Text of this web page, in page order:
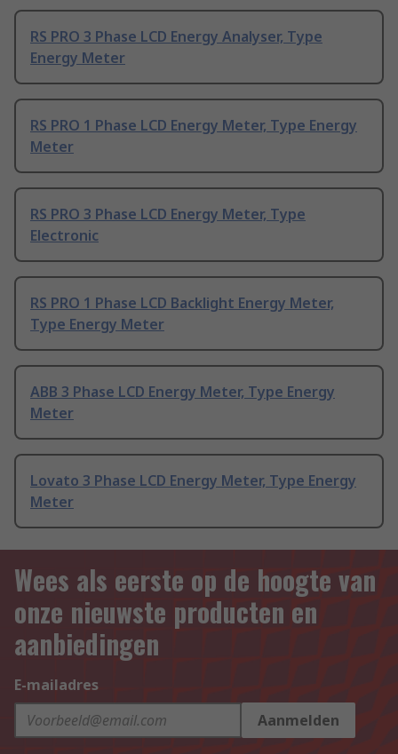
RS PRO 3 Phase LCD Energy Analyser, Type
Energy Meter
RS PRO 1 Phase LCD Energy Meter, Type Energy
Meter
RS PRO 3 Phase LCD Energy Meter, Type
Electronic
RS PRO 1 Phase LCD Backlight Energy Meter,
Type Energy Meter
ABB 3 Phase LCD Energy Meter, Type Energy
Meter
Lovato 3 Phase LCD Energy Meter, Type Energy
Meter
Wees als eerste op de hoogte van
onze nieuwste producten en
aanbiedingen
E-mailadres
Aanmelden